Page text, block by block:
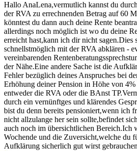
Hallo AnaLena,vermutlich kannst du
der RVA zu errechnenden Betrag auf 60
könntest du dann auch deine Rente
allerdings noch möglich ist wo du deine
erreicht hast,kann ich dir nicht sagen.Dies
schnellstmöglich mit der RVA abklären -
vereinbarenden
der Nähe.Eine andere Sache ist die
Fehler bezüglich deines Anspruches bei
Erhöhung deiner Pension in Höhe von
entweder die RVA oder die BAnst
durch ein vernünftges und klärendes
bist du denn bereits pensioniert,wenn ich
nicht allzulange her sein sollte,befindet
auch noch im übersichtlichen Bereich.Ich
Wochende und die Zuversicht,welche du
Aufklärung sicherlich gut wirst